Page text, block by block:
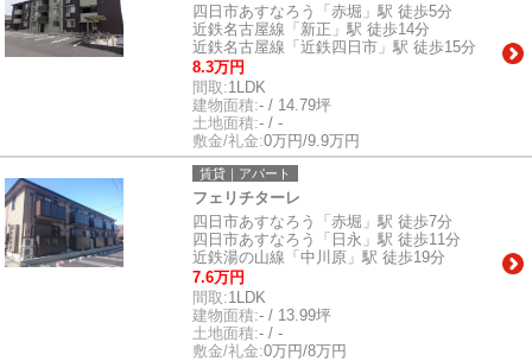
四日市あすなろう「赤堀」駅 徒歩5分
近鉄名古屋線「新正」駅 徒歩14分
近鉄名古屋線「近鉄四日市」駅 徒歩15分
8.3万円
間取:1LDK
建物面積:- / 14.79坪
土地面積:- / -
敷金/礼金:0万円/9.9万円
賃貸｜アパート
フェリチターレ
四日市あすなろう「赤堀」駅 徒歩7分
四日市あすなろう「日永」駅 徒歩11分
近鉄湯の山線「中川原」駅 徒歩19分
7.6万円
間取:1LDK
建物面積:- / 13.99坪
土地面積:- / -
敷金/礼金:0万円/8万円